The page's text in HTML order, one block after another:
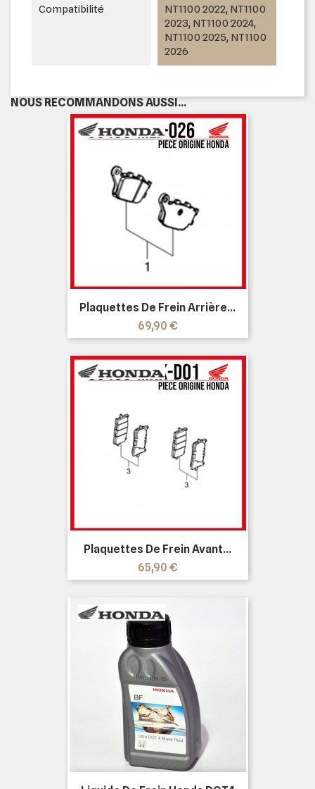
Compatibilité
NT1100 2022, NT1100
2023, NT1100 2024,
NT1100 2025, NT1100
2026
NOUS RECOMMANDONS AUSSI...
Plaquettes De Frein Arrière...
Prix
69,90 €
Plaquettes De Frein Avant...
Prix
65,90 €